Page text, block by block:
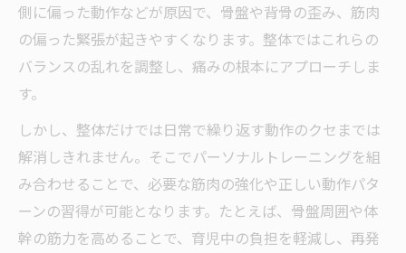
側に偏った動作などが原因で、骨盤や背骨の歪み、筋肉
の偏った緊張が起きやすくなります。整体ではこれらの
バランスの乱れを調整し、痛みの根本にアプローチしま
す。
しかし、整体だけでは日常で繰り返す動作のクセまでは
解消しきれません。そこでパーソナルトレーニングを組
み合わせることで、必要な筋肉の強化や正しい動作パタ
ーンの習得が可能となります。たとえば、骨盤周囲や体
幹の筋力を高めることで、育児中の負担を軽減し、再発